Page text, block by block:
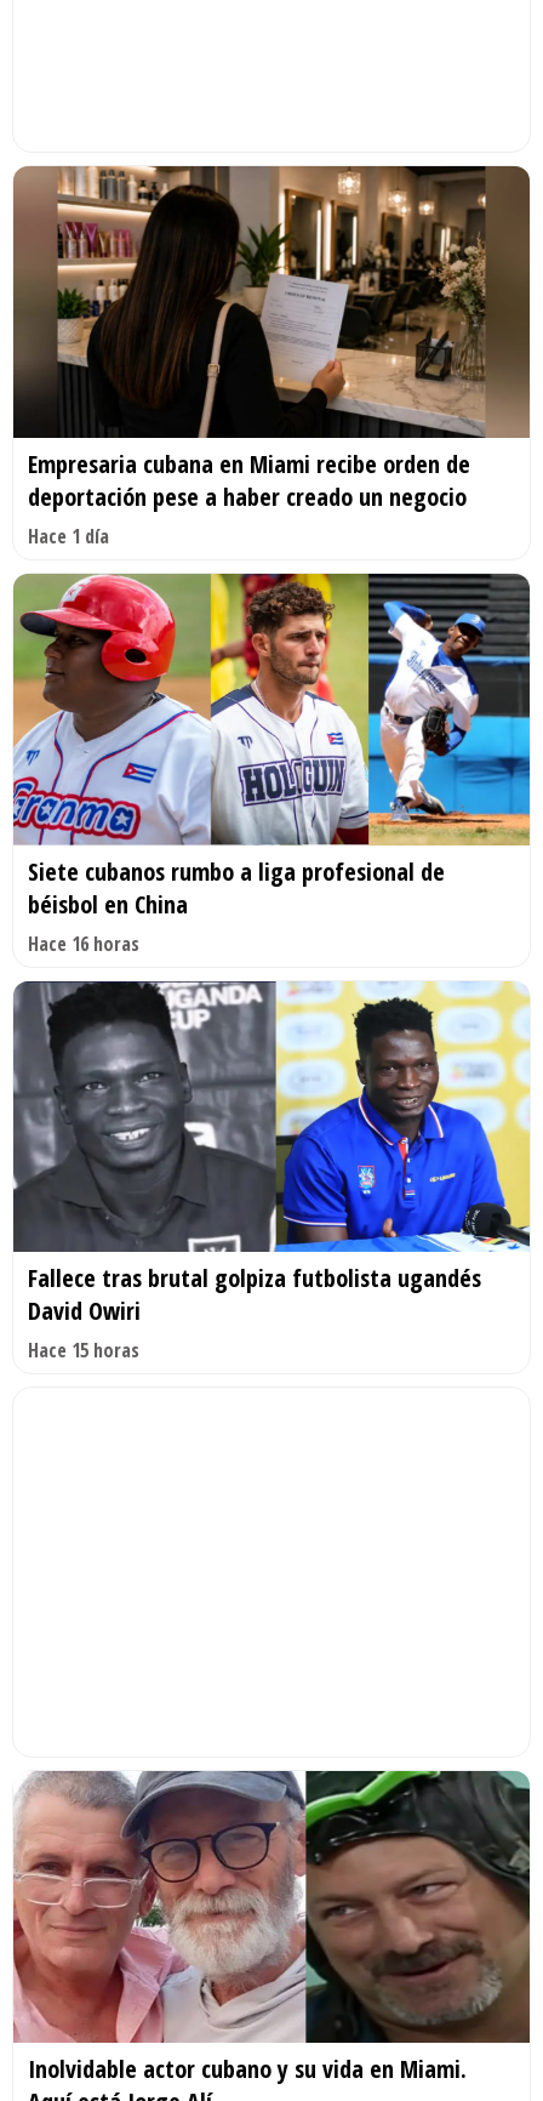
Empresaria cubana en Miami recibe orden de
deportación pese a haber creado un negocio
Hace 1 día
Siete cubanos rumbo a liga profesional de
béisbol en China
Hace 16 horas
Fallece tras brutal golpiza futbolista ugandés
David Owiri
Hace 15 horas
Inolvidable actor cubano y su vida en Miami.